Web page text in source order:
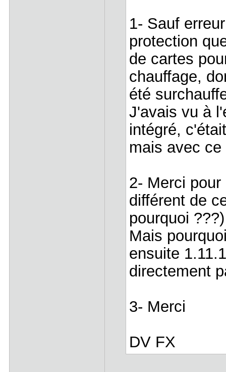
1- Sauf
protection
de cartes
chauffage,
été
J'avais vu à
intégré,
mais avec
2- Merci
différent de
pourquoi ???)
Mais
ensuite
directement
3- Merci
DV FX